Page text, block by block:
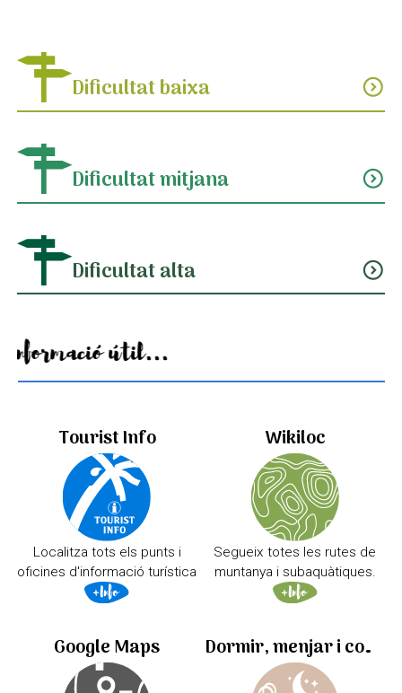
Dificultat baixa expand_circle_down
Dificultat mitjana expand_circle_down
Dificultat alta expand_circle_down
Informació útil...
Tourist Info
Localitza tots els punts i
oficines d'informació turística
Wikiloc
Segueix totes les rutes de
muntanya i subaquàtiques.
Google Maps Dormir, menjar i comprar